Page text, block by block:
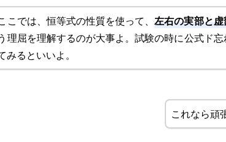
こでは、恒等式の性質を使って、左右の実部と
理屈を理解するのが大事よ。試験の時に公式ド
るといいよ。
これなら頑